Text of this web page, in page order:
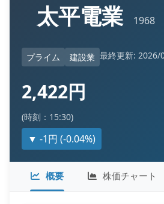
太平電業 1968
プライム 建設業 最終更新: 2026/
2,422円
(時刻：15:30)
▼ -1円 (-0.04%)
概要 株価チャート